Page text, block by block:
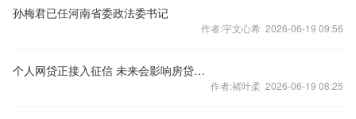
孙梅君已任河南省委政法委书记
作者:宇文心希 2026-06-19 09:56
个人网贷正接入征信 未来会影响房贷么？
作者:褚叶柔 2026-06-19 08:25